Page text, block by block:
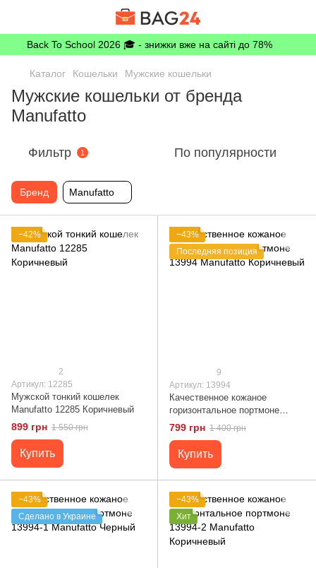
Back To School 2026 🎓 - знижки вже на сайті до 78%
Каталог Кошельки Мужские кошельки
Мужские кошельки от бренда
Manufatto
Фильтр 1 По популярности
Бренд Manufatto
−42%
2
Артикул: 12285
Мужской тонкий кошелек
Manufatto 12285 Коричневый
899 грн 1 550 грн
Купить
−43%
Последняя позиция
9
Артикул: 13994
Качественное кожаное
горизонтальное портмоне
13994 Manufatto Коричневый
799 грн 1 400 грн
Купить
−43%
Сделано в Украине
−43%
Хит